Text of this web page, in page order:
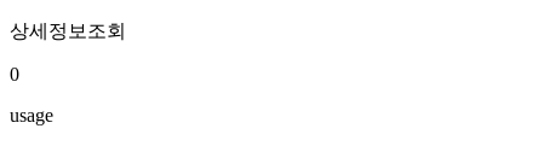
상세정보조회
0
usage